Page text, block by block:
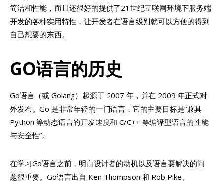
简洁和性能，而且还很好的提供了21世纪互联网环境下服务端
开发的各种实用特性，让开发者在语言级别就可以方便的得到
自己想要的东西。
GO语言的历史
Go语言（或 Golang）起源于 2007 年，并在 2009 年正式对
外发布。Go 是非常年轻的一门语言，它的主要目标是“兼具
Python 等动态语言的开发速度和 C/C++ 等编译型语言的性能
与安全性”。
在学习Go语言之前，明白设计者的动机以及语言要解决的问
题很重要。Go语言出自 Ken Thompson 和 Rob Pike、